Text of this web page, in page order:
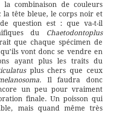
la combinaison de couleurs
la tête bleue, le corps noir et
question est : que va-t-il
du Chaetodontoplus
que chaque spécimen de
vont donc se vendre en
ayant plus les traits du
plus chers que ceux
Il faudra donc
un peu pour vraiment
finale. Un poisson qui
mais quand même très